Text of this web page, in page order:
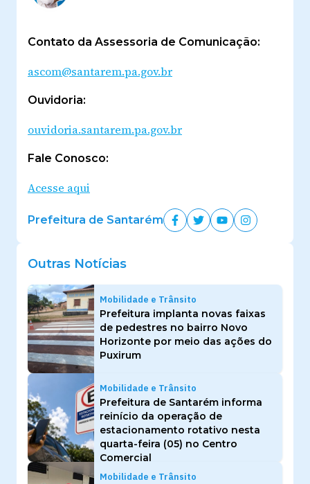
Contato da Assessoria de Comunicação:
ascom@santarem.pa.gov.br
Ouvidoria:
ouvidoria.santarem.pa.gov.br
Fale Conosco:
Acesse aqui
Prefeitura de Santarém
Outras Notícias
Mobilidade e Trânsito
Prefeitura implanta novas faixas
de pedestres no bairro Novo
Horizonte por meio das ações do
Puxirum
Mobilidade e Trânsito
Prefeitura de Santarém informa
reinício da operação de
estacionamento rotativo nesta
quarta-feira (05) no Centro
Comercial
Mobilidade e Trânsito